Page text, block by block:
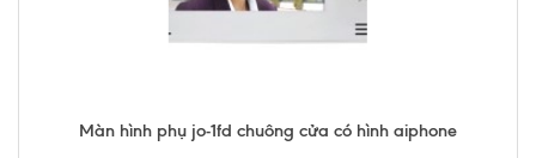
Màn hình phụ jo-1fd chuông cửa có hình aiphone